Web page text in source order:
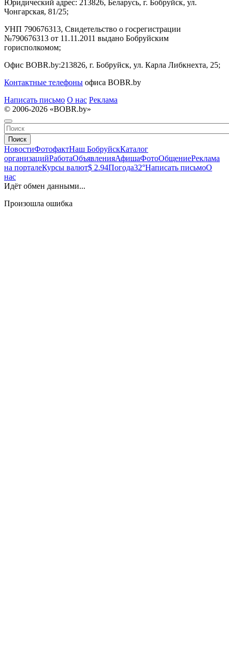
Юридический адрес: 213826, Беларусь, г. Бобруйск, ул.
Чонгарская, 81/25;
УНП 790676313, Свидетельство о госрегистрации
№790676313 от 11.11.2011 выдано Бобруйским
горисполкомом;
Офис BOBR.by:213826, г. Бобруйск, ул. Карла Либкнехта, 25;
Контактные телефоны офиса BOBR.by
Написать письмо О нас Реклама
© 2006-2026 «BOBR.by»
Поиск
НовостиФотофактНаш БобруйскКаталог
организацийРаботаОбъявленияАфишаФотоОбщениеРеклама
на порталеКурсы валют$ 2.94Погода32°Написать письмоО
нас
Идёт обмен данными...
Произошла ошибка